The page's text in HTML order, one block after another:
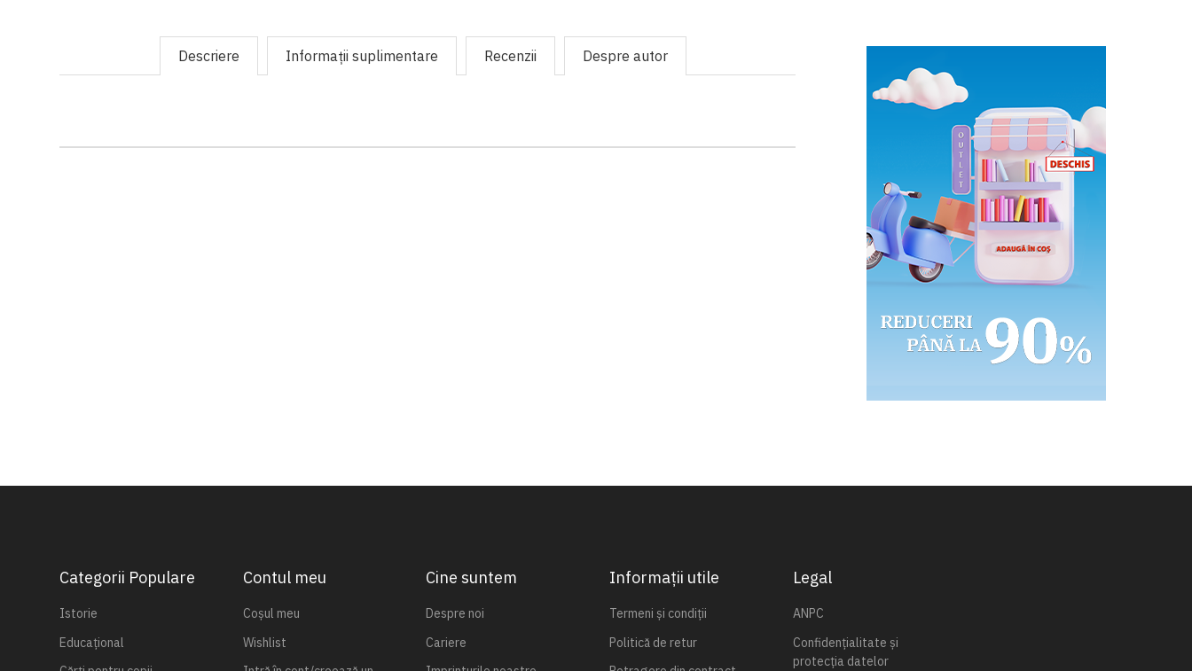
Descriere Informaţii suplimentare Recenzii Despre autor
Categorii Populare
Istorie
Educațional
Contul meu
Coșul meu
Wishlist
Cine suntem
Despre noi
Cariere
Informații utile
Termeni și condiții
Politică de retur
Legal
ANPC
Confidențialitate și
protecția datelor